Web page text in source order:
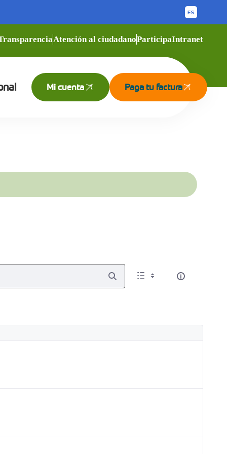
Atención al ciudadanoParticipaIntranet
Mi cuenta Paga tu factura